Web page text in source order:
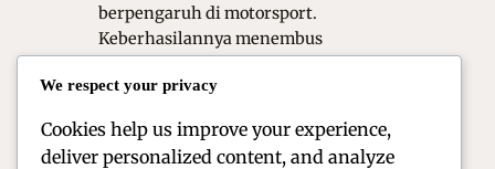
berpengaruh di motorsport.
Keberhasilannya menembus
menunjukkan bahwa kerja keras
We respect your privacy
Cookies help us improve your experience,
deliver personalized content, and analyze